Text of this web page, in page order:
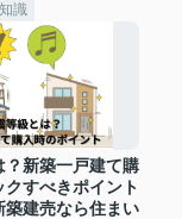
識
？新築一戸建て購
クすべきポイント
築建売なら住まい